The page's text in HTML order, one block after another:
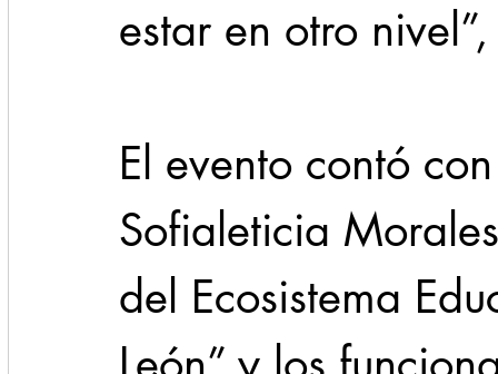
estar en otro
El evento contó
Sofialeticia
del Ecosistema